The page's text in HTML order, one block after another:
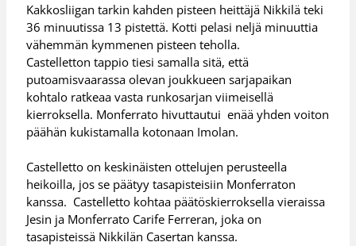
Kakkosliigan tarkin kahden pisteen heittäjä Nikkilä teki
36 minuutissa 13 pistettä. Kotti pelasi neljä minuuttia
vähemmän kymmenen pisteen teholla.
Castelletton tappio tiesi samalla sitä, että
putoamisvaarassa olevan joukkueen sarjapaikan
kohtalo ratkeaa vasta runkosarjan viimeisellä
kierroksella. Monferrato hivuttautui enää yhden voiton
päähän kukistamalla kotonaan Imolan.
Castelletto on keskinäisten ottelujen perusteella
heikoilla, jos se päätyy tasapisteisiin Monferraton
kanssa. Castelletto kohtaa päätöskierroksella vieraissa
Jesin ja Monferrato Carife Ferreran, joka on
tasapisteissä Nikkilän Casertan kanssa.